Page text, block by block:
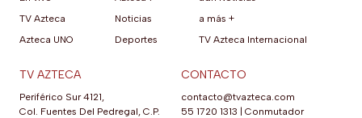
TV Azteca
Azteca UNO
Noticias
Deportes
a más +
TV Azteca Internacional
TV AZTECA
Periférico Sur 4121,
Col. Fuentes Del Pedregal, C.P.
CONTACTO
contacto@tvazteca.com
55 1720 1313
Conmutador